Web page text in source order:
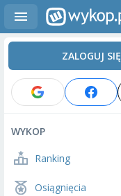
ZALOGUJ SIĘ
WYKOP
Ranking
Osiągnięcia